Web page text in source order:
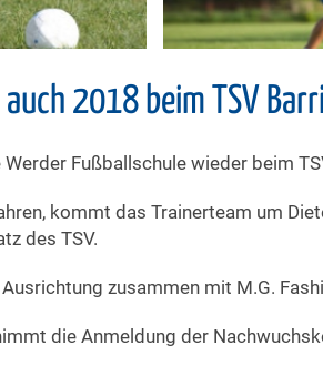
2018 beim TSV
Fußballschule wieder beim
kommt das Trainerteam um
des TSV.
zusammen mit M.G.
die Anmeldung der